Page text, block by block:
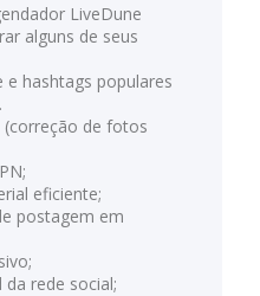
LiveDune
alguns de seus
hashtags populares
de fotos
eficiente;
postagem em
rede social;